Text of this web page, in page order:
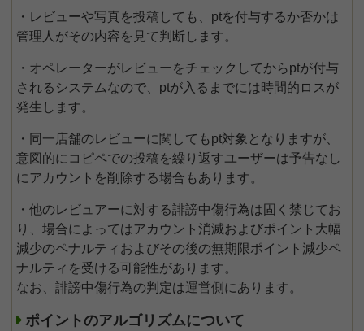
・レビューや写真を投稿しても、ptを付与するか否かは
管理人がその内容を見て判断します。
・オペレーターがレビューをチェックしてからptが付与
されるシステムなので、ptが入るまでには時間的ロスが
発生します。
・同一店舗のレビューに関してもpt対象となりますが、
意図的にコピペでの投稿を繰り返すユーザーは予告なし
にアカウントを削除する場合もあります。
・他のレビュアーに対する誹謗中傷行為は固く禁じてお
り、場合によってはアカウント消滅およびポイント大幅
減少のペナルティおよびその後の無期限ポイント減少ペ
ナルティを受ける可能性があります。
なお、誹謗中傷行為の判定は運営側にあります。
ポイントのアルゴリズムについて